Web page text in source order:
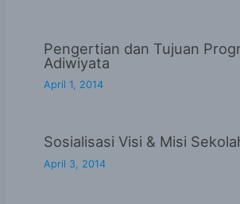
Pengertian dan Tujuan
Adiwiyata
April 1, 2014
Sosialisasi Visi & Misi
April 3, 2014